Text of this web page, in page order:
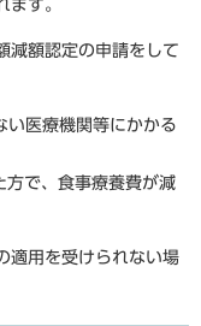
ます。
減額認定の申請をして
い医療機関等にかかる
で、食事療養費が減
適用を受けられない場